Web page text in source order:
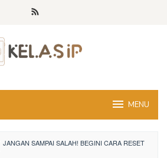
MENU
JANGAN SAMPAI SALAH! BEGINI CARA RESET